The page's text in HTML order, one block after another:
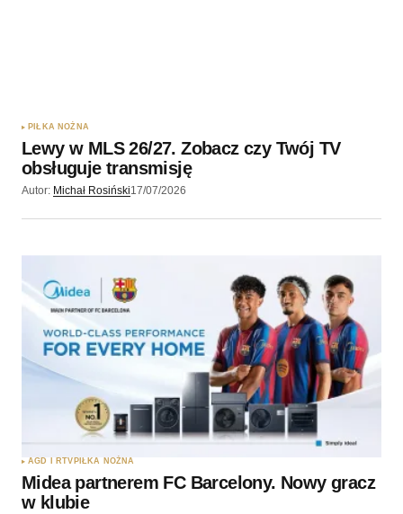
PIŁKA NOŻNA
Lewy w MLS 26/27. Zobacz czy Twój TV
obsługuje transmisję
Autor: Michał Rosiński17/07/2026
AGD I RTV PIŁKA NOŻNA
Midea partnerem FC Barcelony. Nowy gracz
w klubie